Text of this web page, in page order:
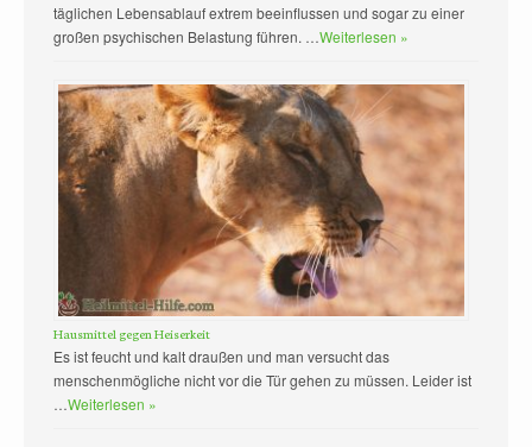
täglichen Lebensablauf extrem beeinflussen und sogar zu einer
großen psychischen Belastung führen. …Weiterlesen »
Hausmittel gegen Heiserkeit
Es ist feucht und kalt draußen und man versucht das
menschenmögliche nicht vor die Tür gehen zu müssen. Leider ist
…Weiterlesen »